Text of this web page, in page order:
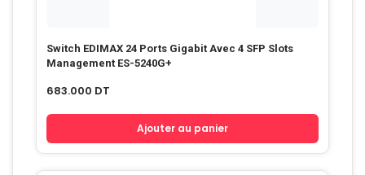
Switch EDIMAX 24 Ports Gigabit Avec 4 SFP Slots
Management ES-5240G+
683.000 DT
Ajouter au panier